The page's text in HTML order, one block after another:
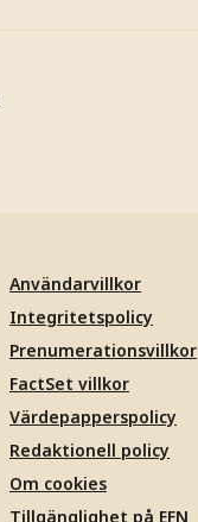
Användarvillkor
Integritetspolicy
Prenumerationsvillkor
FactSet villkor
Värdepapperspolicy
Redaktionell policy
Om cookies
Tillgänglighet på EFN